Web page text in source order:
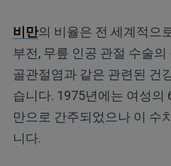
비만의 비율은 전 세계적으
부전, 무릎 인공 관절 수술
골관절염과 같은 관련된 건
습니다. 1975년에는 여성의
만으로 간주되었으나 이 수
니다.